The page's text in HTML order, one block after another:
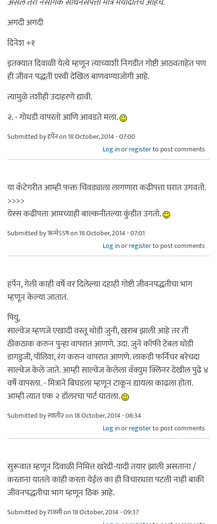
अगदी अगदी
दिनेश +१
इतक्यात दिवाळी येत्ये म्हणून त्याच्याशी निगडीत गोष्टी आठवताहेत पण
ही जीवन पद्धती एरवी देखिल बाणवण्याजोगी आहे.
त्यामुळे तशीही उदाहरणे द्यावी.
२. - गोधडी वापरतो आणि आवडते मला.
Submitted byहर्पेनon 18 October, 2014 - 07:00
Log inorregisterto post comments
या कॅटेगरीत आम्ही फक्त चिवड्याला लागणारा कढीपत्ता घरात उगवतो.
>>>>
येस्स कढीपत्ता आमच्याही बाल्कनीतल्या कुंडीत उगतो.
Submitted byऋन्मेऽऽषon 18 October, 2014 - 07:01
Log inorregisterto post comments
हर्पेन, गेली काही वर्षे वर दिलेल्या दहाही गोष्टी जीवनपद्धतीचा भाग
म्हणून केल्या जातात.
पियु,
साल्वेज म्हणजे एखादी वस्तू थोडी जुनी, खराब झाली आहे तर ती
ठीकठाक करुन पुन्हा वापरात आणणे. उदा. जुने कॉफी टेबल थोडी
डागडुजी, पॉलिश, रंग करुन वापरात आणणे. लाकडी फर्निचर बरेचदा
साल्वेज केले जाते. आम्ही साल्वेज केलेला वॅक्युम क्लिनर देखील पुढे ४
वर्षे वापरला. - मित्राने बिघडला म्हणून टाकून द्यायला काढला होता.
आम्ही त्यात एक २ डॉलरचा पार्ट घातला.
Submitted byस्वाती२on 18 October, 2014 - 08:34
Log inorregisterto post comments
सुरूवात म्हणून दिवाळी निमित्त खरेदी-यादी तयार झाली असताना /
करताना यातले काही करता येईल का ही विचारधारा पटली नाही बाकी
जीवनपद्धतीचा भाग म्हणून ठिक आहे.
Submitted byराजसीon 18 October, 2014 - 09:37